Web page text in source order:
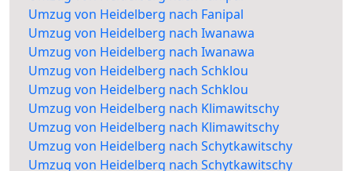
Umzug von Heidelberg nach Fanipal
Umzug von Heidelberg nach Iwanawa
Umzug von Heidelberg nach Iwanawa
Umzug von Heidelberg nach Schklou
Umzug von Heidelberg nach Schklou
Umzug von Heidelberg nach Klimawitschy
Umzug von Heidelberg nach Klimawitschy
Umzug von Heidelberg nach Schytkawitschy
Umzug von Heidelberg nach Schytkawitschy